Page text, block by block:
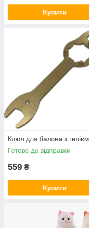
Купити
Ключ для балона з гелієм
Готово до відправки
559 ₴
Купити